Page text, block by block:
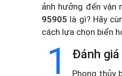
ảnh hưởng đến vận
95905 là gì? Hãy
cách lựa chọn biển
1 Đánh
Phong thủy